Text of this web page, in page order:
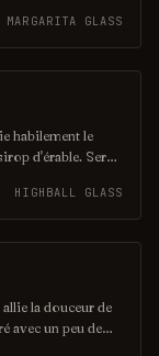
les amateurs
unique en
MARGARITA GLASS
habilement le
d'érable. Servi
Parfait pour les
séduire vos
HIGHBALL GLASS
la douceur de
avec un peu de